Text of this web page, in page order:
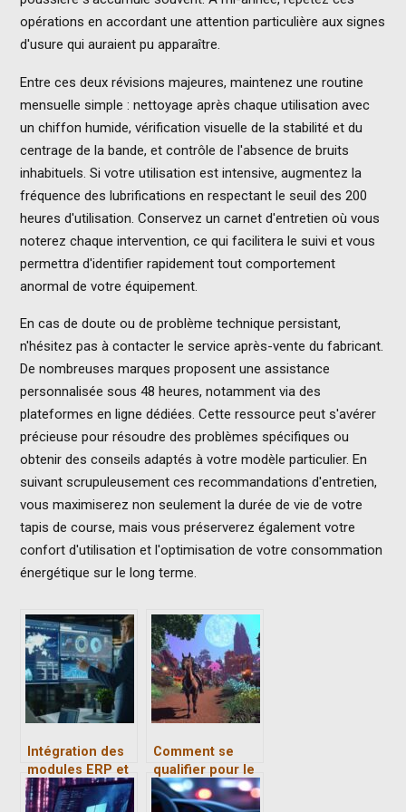
opérations en accordant une attention particulière aux signes
d'usure qui auraient pu apparaître.
Entre ces deux révisions majeures, maintenez une routine
mensuelle simple : nettoyage après chaque utilisation avec
un chiffon humide, vérification visuelle de la stabilité et du
centrage de la bande, et contrôle de l'absence de bruits
inhabituels. Si votre utilisation est intensive, augmentez la
fréquence des lubrifications en respectant le seuil des 200
heures d'utilisation. Conservez un carnet d'entretien où vous
noterez chaque intervention, ce qui facilitera le suivi et vous
permettra d'identifier rapidement tout comportement
anormal de votre équipement.
En cas de doute ou de problème technique persistant,
n'hésitez pas à contacter le service après-vente du fabricant.
De nombreuses marques proposent une assistance
personnalisée sous 48 heures, notamment via des
plateformes en ligne dédiées. Cette ressource peut s'avérer
précieuse pour résoudre des problèmes spécifiques ou
obtenir des conseils adaptés à votre modèle particulier. En
suivant scrupuleusement ces recommandations d'entretien,
vous maximiserez non seulement la durée de vie de votre
tapis de course, mais vous préserverez également votre
confort d'utilisation et l'optimisation de votre consommation
énergétique sur le long terme.
Intégration des
modules ERP et
CRM : Maximiser
les avantages
Comment se
qualifier pour le
Grand Prix de
Jorvik dans